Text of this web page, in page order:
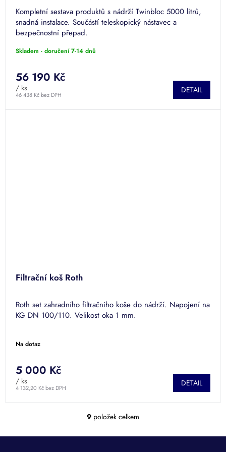
Kompletní sestava produktů s nádrží Twinbloc 5000 litrů,
snadná instalace. Součástí teleskopický nástavec a
bezpečnostní přepad.
Skladem - doručení 7-14 dnů
46 438 Kč bez DPH
56 190 Kč
/ ks DETAIL
Filtrační koš Roth
Roth set zahradního filtračního koše do nádrží. Napojení na
KG DN 100/110. Velikost oka 1 mm.
Na dotaz
4 132,20 Kč bez DPH
5 000 Kč
/ ks DETAIL
O
l
9 položek celkem